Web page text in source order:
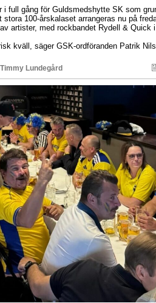
i full gång för Guldsmedshytte SK som
100-årskalaset arrangeras nu på
artister, med rockbandet Rydell & Quick
kväll, säger GSK-ordföranden Patrik
Timmy Lundegård